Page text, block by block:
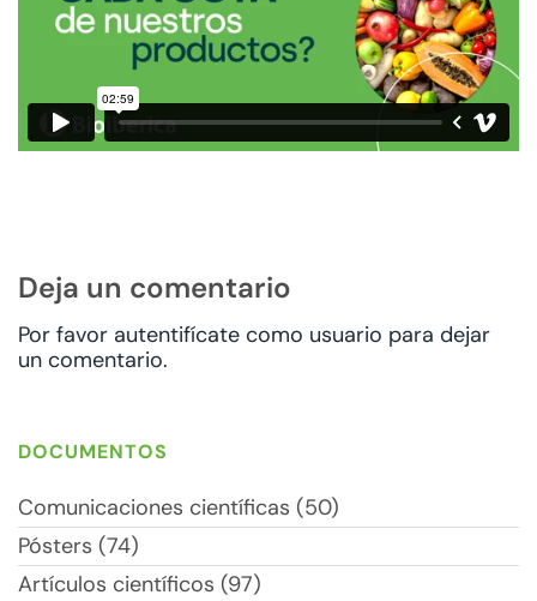
Deja un comentario
Por favor autentifícate como usuario para dejar
un comentario.
DOCUMENTOS
Comunicaciones científicas (50)
Pósters (74)
Artículos científicos (97)